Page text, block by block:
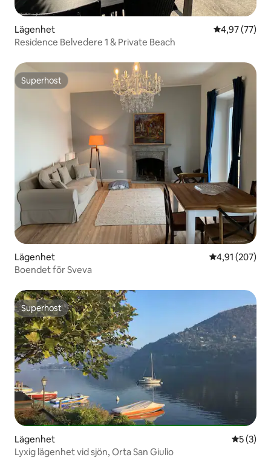
Lägenhet 4,97 av 5 i
4,97 (77)
Residence Belvedere 1 & Private Beach
Superhost
Superhost
Lägenhet 4,91 av 5 i
4,91 (207)
Boendet för Sveva
Superhost
Superhost
Lägenhet 5 av 5 i
5 (3)
Lyxig lägenhet vid sjön, Orta San Giulio